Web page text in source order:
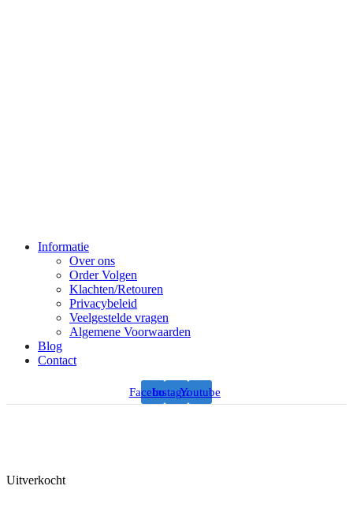
Informatie
Over ons
Order Volgen
Klachten/Retouren
Privacybeleid
Veelgestelde vragen
Algemene Voorwaarden
Blog
Contact
FacebookInstagramYoutube
Uitverkocht